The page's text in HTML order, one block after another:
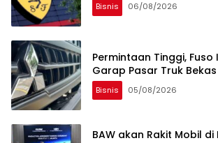
Bisnis 06/08/2026
Permintaan Tinggi, Fuso
Garap Pasar Truk Bekas
Bisnis 05/08/2026
BAW akan Rakit Mobil di